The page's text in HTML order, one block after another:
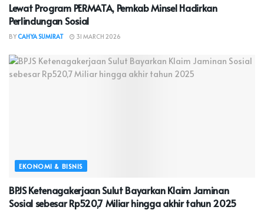
Lewat Program PERMATA, Pemkab Minsel Hadirkan
Perlindungan Sosial
BYCAHYA SUMIRAT 31 MARCH 2026
EKONOMI & BISNIS
BPJS Ketenagakerjaan Sulut Bayarkan Klaim Jaminan
Sosial sebesar Rp520,7 Miliar hingga akhir tahun 2025